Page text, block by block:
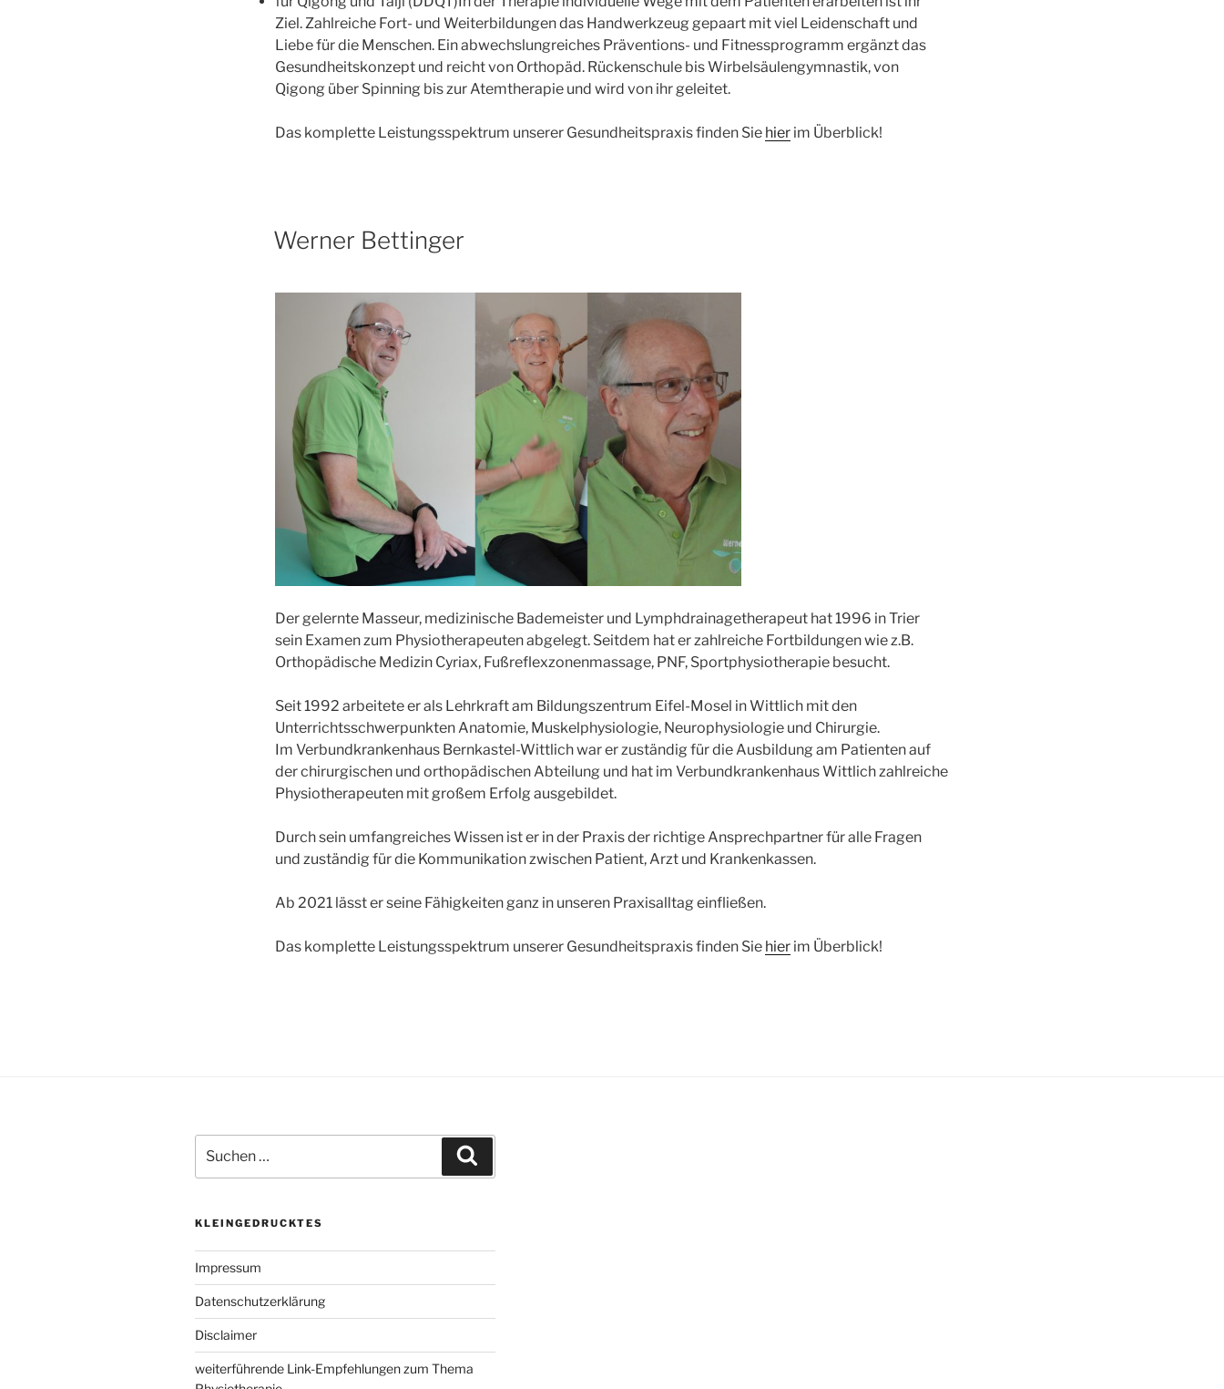
Ziel. Zahlreiche Fort- und Weiterbildungen das Handwerkzeug gepaart mit viel Leidenschaft und
Liebe für die Menschen. Ein abwechslungreiches Präventions- und Fitnessprogramm ergänzt das
Gesundheitskonzept und reicht von Orthopäd. Rückenschule bis Wirbelsäulengymnastik, von
Qigong über Spinning bis zur Atemtherapie und wird von ihr geleitet.
Das komplette Leistungsspektrum unserer Gesundheitspraxis finden Sie hier im Überblick!
Werner Bettinger
Der gelernte Masseur, medizinische Bademeister und Lymphdrainagetherapeut hat 1996 in Trier
sein Examen zum Physiotherapeuten abgelegt. Seitdem hat er zahlreiche Fortbildungen wie z.B.
Orthopädische Medizin Cyriax, Fußreflexzonenmassage, PNF, Sportphysiotherapie besucht.
Seit 1992 arbeitete er als Lehrkraft am Bildungszentrum Eifel-Mosel in Wittlich mit den
Unterrichtsschwerpunkten Anatomie, Muskelphysiologie, Neurophysiologie und Chirurgie.
Im Verbundkrankenhaus Bernkastel-Wittlich war er zuständig für die Ausbildung am Patienten auf
der chirurgischen und orthopädischen Abteilung und hat im Verbundkrankenhaus Wittlich zahlreiche
Physiotherapeuten mit großem Erfolg ausgebildet.
Durch sein umfangreiches Wissen ist er in der Praxis der richtige Ansprechpartner für alle Fragen
und zuständig für die Kommunikation zwischen Patient, Arzt und Krankenkassen.
Ab 2021 lässt er seine Fähigkeiten ganz in unseren Praxisalltag einfließen.
Das komplette Leistungsspektrum unserer Gesundheitspraxis finden Sie hier im Überblick!
nach:
KLEINGEDRUCKTES
Impressum
Datenschutzerklärung
Disclaimer
weiterführende Link-Empfehlungen zum Thema